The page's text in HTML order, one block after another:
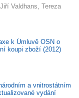
Valdhans, Tereza
k Úmluvě OSN o
koupi zboží (2012)
a vnitrostátním
vydání